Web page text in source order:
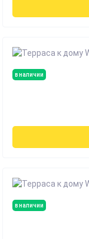
в наличии
в наличии